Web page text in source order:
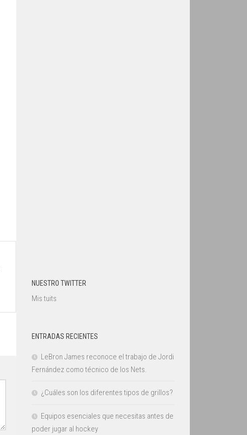
NUESTRO TWITTER
Mis tuits
ENTRADAS RECIENTES
LeBron James reconoce el trabajo de Jordi
Fernández como técnico de los Nets.
¿Cuáles son los diferentes tipos de grillos?
Equipos esenciales que necesitas antes de
poder jugar al hockey